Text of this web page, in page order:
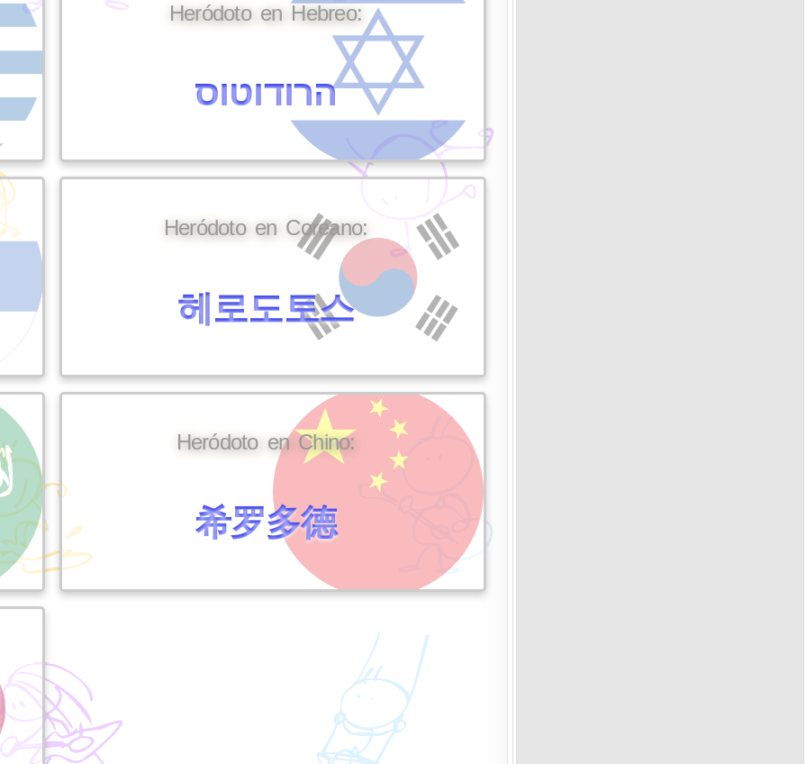
Heródoto en Hebreo:
הרודוטוס
Heródoto en Coreano:
헤로도토스
Heródoto en Chino:
希罗多德